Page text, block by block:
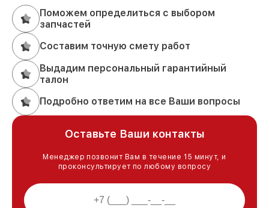
Поможем определиться с выбором
запчастей
Составим точную смету работ
Выдадим персональный гарантийный
талон
Подробно ответим на все Ваши вопросы
Оставьте Ваши контакты
Менеджер позвонит Вам в течение 15 минут, и
проконсультирует по любому вопросу